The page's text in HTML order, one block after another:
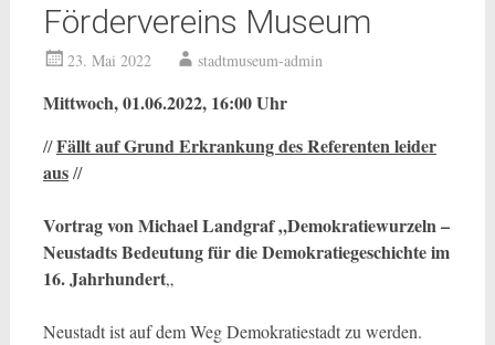
Fördervereins Museum
23. Mai 2022 stadtmuseum-admin
Mittwoch, 01.06.2022, 16:00 Uhr
//Fällt auf Grund Erkrankung des Referenten leider
aus//
Vortrag von Michael Landgraf „Demokratiewurzeln –
Neustadts Bedeutung für die Demokratiegeschichte im
16. Jahrhundert„
Neustadt ist auf dem Weg Demokratiestadt zu werden.